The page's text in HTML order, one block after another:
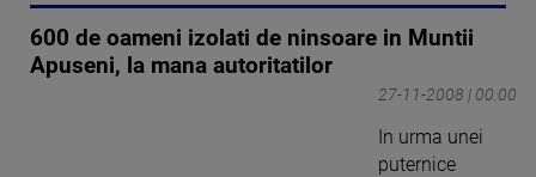
600 de oameni izolati de ninsoare in Muntii
Apuseni, la mana autoritatilor
27-11-2008 | 00:00
In urma unei
puternice